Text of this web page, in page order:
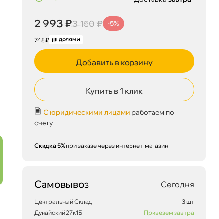
2 993 ₽3 150 ₽ -5%
748 ₽
Добавить в корзину
Купить в 1 клик
С юридическими лицами работаем по
счету
Скидка 5% при заказе через интернет-магазин
Самовывоз Сегодня
Центральный Склад
3 шт
Дунайский 27к1Б
Привезем завтра
2 993 ₽ корзину